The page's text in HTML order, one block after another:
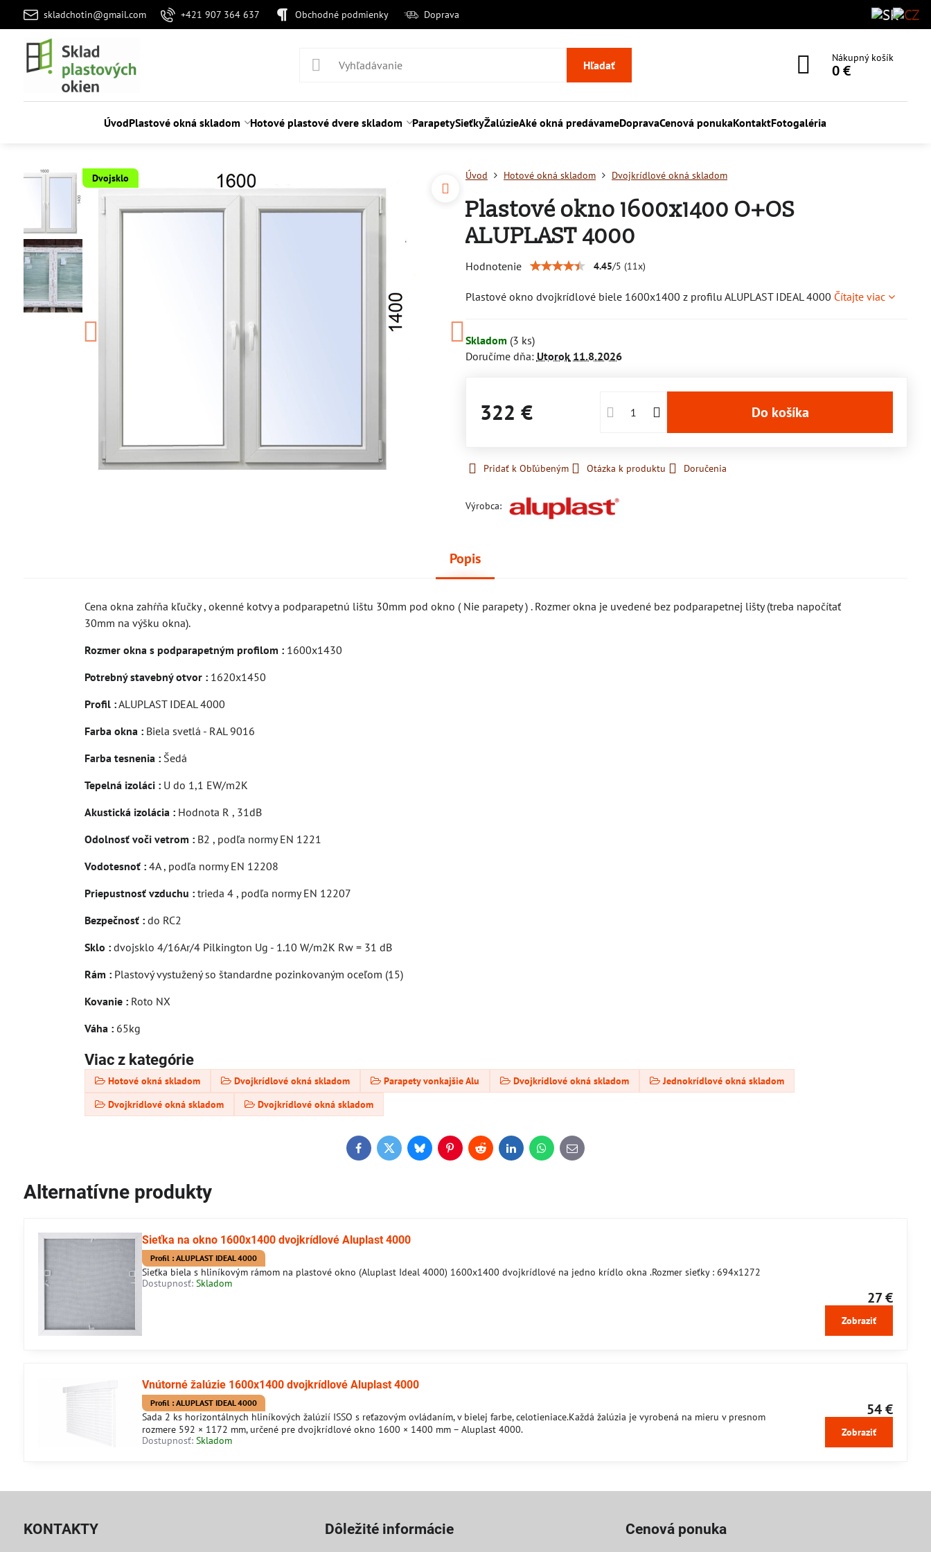
skladchotin@gmail.com +421 907 364 637 Obchodné podmienky Doprava
Hľadať
Nákupný košík
0 €
ÚvodPlastové okná skladom Hotové plastové dvere skladom ParapetySieťkyŽalúzieAké okná predávameDopravaCenová ponukaKontaktFotogaléria
Dvojsklo Úvod Hotové okná skladom Dvojkrídlové okná skladom
Plastové okno 1600x1400 O+OS
ALUPLAST 4000
Hodnotenie 4.45/5 (11x)
Plastové okno dvojkrídlové biele 1600x1400 z profilu ALUPLAST IDEAL 4000 Čítajte viac
Skladom (3 ks)
Doručíme dňa: Utorok11.8.2026
322 € Do košíka
Pridať k Obľúbeným Otázka k produktu Doručenia
Výrobca:
Popis
Cena okna zahŕňa kľučky , okenné kotvy a podparapetnú lištu 30mm pod okno ( Nie parapety ) . Rozmer okna je uvedené bez podparapetnej lišty (treba napočítať
30mm na výšku okna).
Rozmer okna s podparapetným profilom :1600x1430
Potrebný stavebný otvor :1620x1450
Profil :ALUPLAST IDEAL 4000
Farba okna :Biela svetlá - RAL 9016
Farba tesnenia :Šedá
Tepelná izoláci :U do 1,1 EW/m2K
Akustická izolácia :Hodnota R , 31dB
Odolnosť voči vetrom :B2 , podľa normy EN 1221
Vodotesnoť :4A , podľa normy EN 12208
Priepustnosť vzduchu :trieda 4 , podľa normy EN 12207
Bezpečnosť :do RC2
Sklo :dvojsklo 4/16Ar/4 Pilkington Ug - 1.10 W/m2K Rw = 31 dB
Rám :Plastový vystužený so štandardne pozinkovaným oceľom (15)
Kovanie :Roto NX
Váha :65kg
Viac z kategórie
Hotové okná skladom Dvojkrídlové okná skladom Parapety vonkajšie Alu Dvojkrídlové okná skladom
Jednokrídlové okná skladom
Dvojkrídlové okná skladom
Dvojkrídlové okná skladom
FacebookTwitterBlueskyPinterestRedditLinkedInWhatsApp
E-
mail
Alternatívne produkty
Sieťka na okno 1600x1400 dvojkrídlové Aluplast 4000
Profil : ALUPLAST IDEAL 4000
Sieťka biela s hliníkovým rámom na plastové okno (Aluplast Ideal 4000) 1600x1400 dvojkrídlové na jedno krídlo okna .Rozmer sieťky : 694x1272
Dostupnosť: Skladom
27 €
Zobraziť
Vnútorné žalúzie 1600x1400 dvojkrídlové Aluplast 4000
Profil : ALUPLAST IDEAL 4000
Sada 2 ks horizontálnych hliníkových žalúzií ISSO s reťazovým ovládaním, v bielej farbe, celotieniace.Každá žalúzia je vyrobená na mieru v presnom
rozmere 592 × 1172 mm, určené pre dvojkrídlové okno 1600 × 1400 mm – Aluplast 4000.
Dostupnosť: Skladom
54 €
Zobraziť
KONTAKTY Dôležité informácie Cenová ponuka